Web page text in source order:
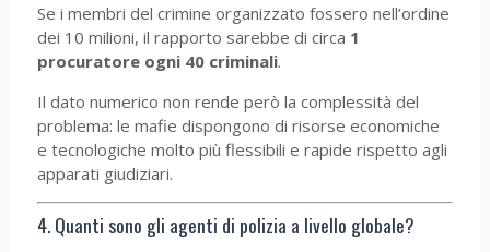
Se i membri del crimine organizzato fossero nell’ordine
dei 10 milioni, il rapporto sarebbe di circa 1
procuratore ogni 40 criminali.
Il dato numerico non rende però la complessità del
problema: le mafie dispongono di risorse economiche
e tecnologiche molto più flessibili e rapide rispetto agli
apparati giudiziari.
4. Quanti sono gli agenti di polizia a livello globale?